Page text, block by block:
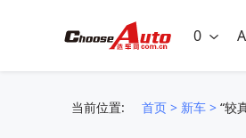
0
当前位置: 首页 > 新车 > “较